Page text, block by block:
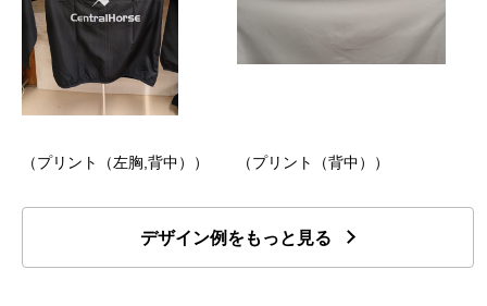
（プリント（左胸,背中）） （プリント（背中））
デザイン例をもっと見る